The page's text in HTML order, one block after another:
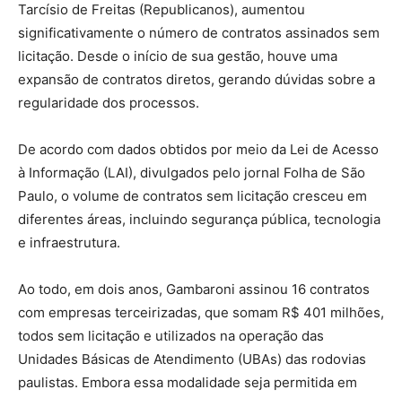
Tarcísio de Freitas (Republicanos), aumentou
significativamente o número de contratos assinados sem
licitação. Desde o início de sua gestão, houve uma
expansão de contratos diretos, gerando dúvidas sobre a
regularidade dos processos.
De acordo com dados obtidos por meio da Lei de Acesso
à Informação (LAI), divulgados pelo jornal Folha de São
Paulo, o volume de contratos sem licitação cresceu em
diferentes áreas, incluindo segurança pública, tecnologia
e infraestrutura.
Ao todo, em dois anos, Gambaroni assinou 16 contratos
com empresas terceirizadas, que somam R$ 401 milhões,
todos sem licitação e utilizados na operação das
Unidades Básicas de Atendimento (UBAs) das rodovias
paulistas. Embora essa modalidade seja permitida em